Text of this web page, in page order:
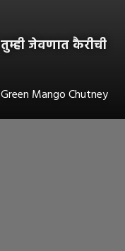
जेवणात कैरीची
Green Mango Chutney